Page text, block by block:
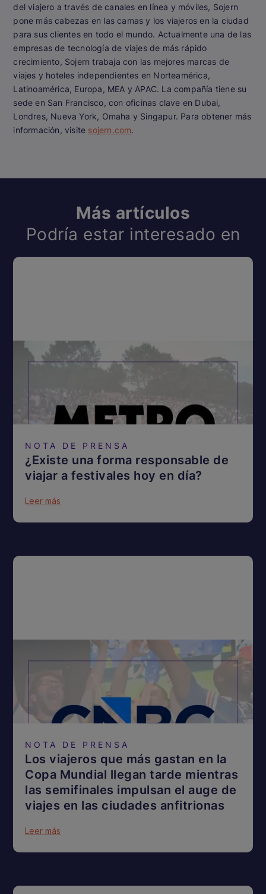
del viajero a través de canales en línea y móviles, Sojern
pone más cabezas en las camas y los viajeros en la ciudad
para sus clientes en todo el mundo. Actualmente una de las
empresas de tecnología de viajes de más rápido
crecimiento, Sojern trabaja con las mejores marcas de
viajes y hoteles independientes en Norteamérica,
Latinoamérica, Europa, MEA y APAC. La compañía tiene su
sede en San Francisco, con oficinas clave en Dubai,
Londres, Nueva York, Omaha y Singapur. Para obtener más
información, visite sojern.com.
Más artículos
Podría estar interesado en
NOTA DE PRENSA
¿Existe una forma responsable de
viajar a festivales hoy en día?
Leer más
NOTA DE PRENSA
Los viajeros que más gastan en la
Copa Mundial llegan tarde mientras
las semifinales impulsan el auge de
viajes en las ciudades anfitrionas
Leer más